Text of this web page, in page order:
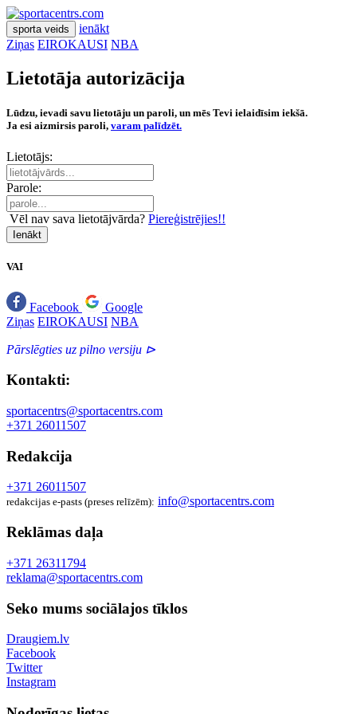
sporta veids
ienākt
Ziņas EIROKAUSI NBA
Lietotāja autorizācija
Lūdzu, ievadi savu lietotāju un paroli, un mēs Tevi ielaidīsim iekšā.
Ja esi aizmirsis paroli, varam palīdzēt.
Lietotājs:
Parole:
Vēl nav sava lietotājvārda? Piereģistrējies!!
Ienākt
VAI
Facebook
Google
Ziņas EIROKAUSI NBA
Pārslēgties uz pilno versiju ⊳
Kontakti:
sportacentrs@sportacentrs.com
+371 26011507
Redakcija
+371 26011507
redakcijas e-pasts (preses relīzēm): info@sportacentrs.com
Reklāmas daļa
+371 26311794
reklama@sportacentrs.com
Seko mums sociālajos tīklos
Draugiem.lv
Facebook
Twitter
Instagram